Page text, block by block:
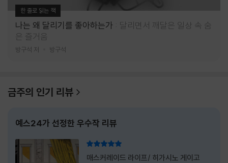
한 줄로 읽는 책
나는 왜 달리기를 좋아하는가
달리면서 깨달은 일상 속 숨
은 즐거움
방구석 저 방구석
금주의 인기 리뷰
예스24가 선정한 우수작 리뷰
매스커레이드 라이프/ 히가시노 게이고